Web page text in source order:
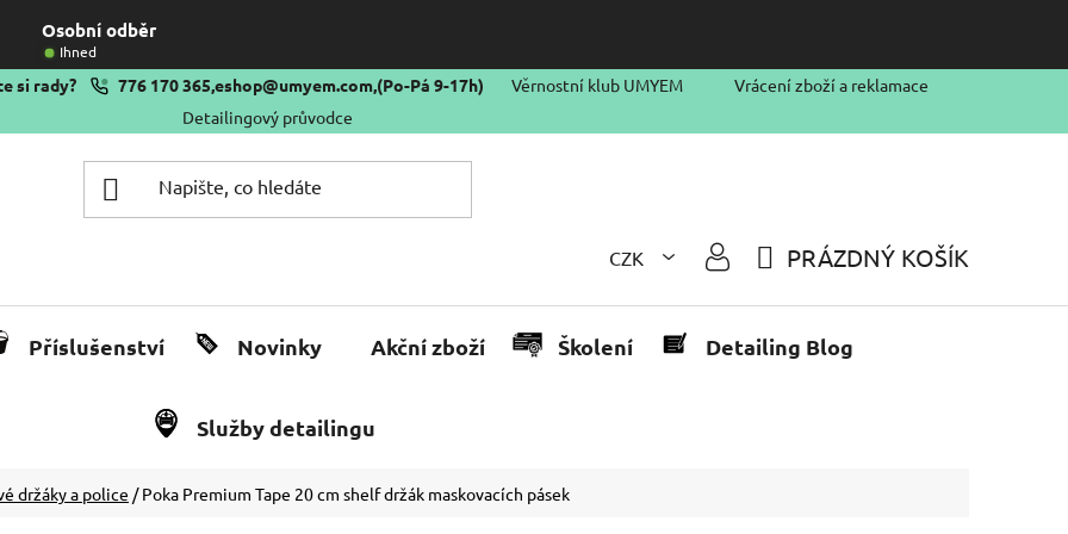
Osobní odběr
Ihned
si rady? 776 170 365,eshop@umyem.com,(Po-Pá 9-17h) Věrnostní klub UMYEM
Vrácení zboží a reklamace
Detailingový průvodce
CZK
KOŠÍK
PRÁZDNÝ KOŠÍK
Příslušenství Novinky Akční zboží Školení Detailing Blog
Služby detailingu
držáky a police / Poka Premium Tape 20 cm shelf držák maskovacích pásek